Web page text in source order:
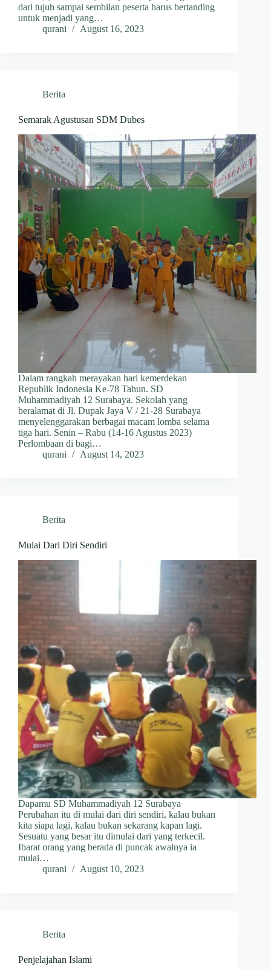
dari tujuh sampai sembilan peserta harus bertanding
untuk menjadi yang…
qurani
August 16, 2023
Berita
Semarak Agustusan SDM Dubes
Dalam rangkah merayakan hari kemerdekan
Republik Indonesia Ke-78 Tahun. SD
Muhammadiyah 12 Surabaya. Sekolah yang
beralamat di Jl. Dupak Jaya V / 21-28 Surabaya
menyelenggarakan berbagai macam lomba selama
tiga hari. Senin – Rabu (14-16 Agustus 2023)
Perlombaan di bagi…
qurani
August 14, 2023
Berita
Mulai Dari Diri Sendiri
Dapamu SD Muhammadiyah 12 Surabaya
Perubahan itu di mulai dari diri sendiri, kalau bukan
kita siapa lagi, kalau bukan sekarang kapan lagi.
Sesuatu yang besar itu dimulai dari yang terkecil.
Ibarat orang yang berada di puncak awalnya ia
mulai…
qurani
August 10, 2023
Berita
Penjelajahan Islami